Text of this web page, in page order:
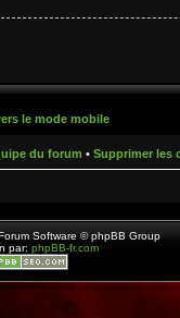
le mode mobile
du forum • Supprimer les
Software © phpBB Group
par: phpBB-fr.com